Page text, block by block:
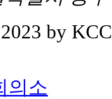
by
의소